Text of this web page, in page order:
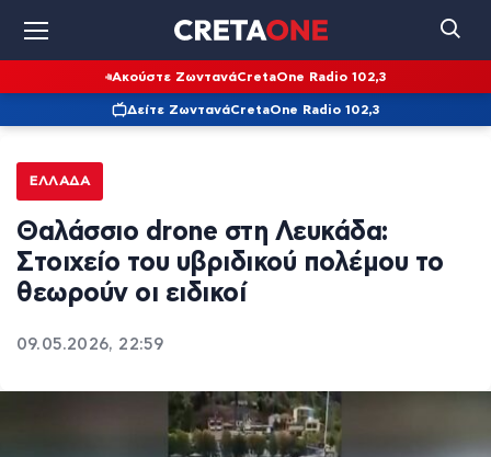
Ακούστε ΖωντανάCretaOne Radio 102,3
Δείτε ΖωντανάCretaOne Radio 102,3
ΕΛΛΆΔΑ
Θαλάσσιο drone στη Λευκάδα:
Στοιχείο του υβριδικού πολέμου το
θεωρούν οι ειδικοί
09.05.2026, 22:59